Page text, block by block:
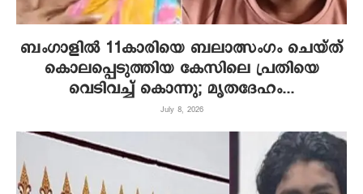
ബംഗാളിൽ 11കാരിയെ ബലാത്സംഗം ചെയ്ത്
കൊലപ്പെടുത്തിയ കേസിലെ പ്രതിയെ
വെടിവച്ച് കൊന്നു; മൃതദേഹം...
July 8, 2026